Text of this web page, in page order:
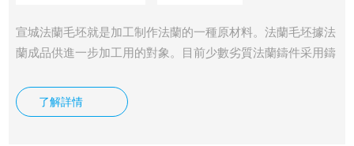
宣城法蘭毛坯就是加工制作法蘭的一種原材料。法蘭毛坯據法
蘭成品供進一步加工用的對象。目前少數劣質法蘭鑄件采用鑄
鑄造、精密鑄造、壓力鑄造、熔模鑄造成和離心鑄造等。缺點
是此類法蘭多采用“山西面包鐵”制作而成，在使用過程中易產
了解詳情